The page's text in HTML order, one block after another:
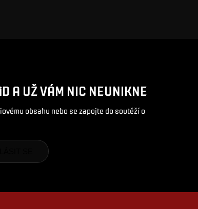
A UŽ VÁM NIC NEUNIKNE
obsahu nebo se zapojte do soutěží o